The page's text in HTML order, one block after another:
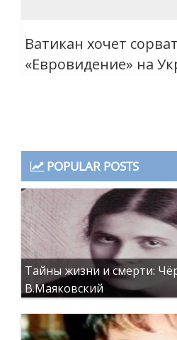
Ватикан хочет
«Евровидение» на
POPULAR POSTS
Тайны жизни и смерти:
В.Маяковский